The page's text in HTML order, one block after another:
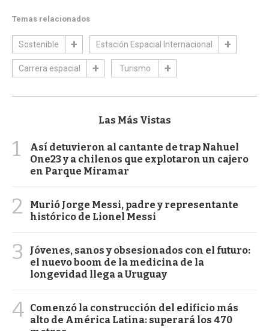
Temas relacionados
Sostenible Estación Espacial Internacional
Carrera espacial Turismo
Las Más Vistas
1
Así detuvieron al cantante de trap Nahuel
One23 y a chilenos que explotaron un cajero
en Parque Miramar
2
Murió Jorge Messi, padre y representante
histórico de Lionel Messi
3
Jóvenes, sanos y obsesionados con el futuro:
el nuevo boom de la medicina de la
longevidad llega a Uruguay
4 Comenzó la construcción del edificio más
alto de América Latina: superará los 470